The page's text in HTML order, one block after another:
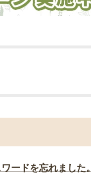
ードを忘れました。